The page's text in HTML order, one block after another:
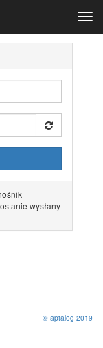
wysłany
© aptalog 2019